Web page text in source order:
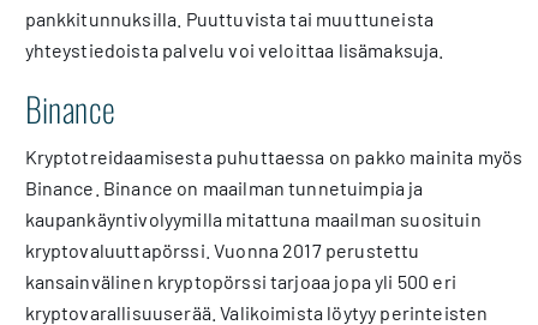
pankkitunnuksilla. Puuttuvista tai muuttuneista
yhteystiedoista palvelu voi veloittaa lisämaksuja.
Binance
Kryptotreidaamisesta puhuttaessa on pakko mainita myös
Binance. Binance on maailman tunnetuimpia ja
kaupankäyntivolyymilla mitattuna maailman suosituin
kryptovaluuttapörssi. Vuonna 2017 perustettu
kansainvälinen kryptopörssi tarjoaa jopa yli 500 eri
kryptovarallisuuserää. Valikoimista löytyy perinteisten